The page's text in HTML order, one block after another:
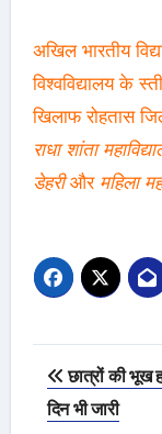
अखिल भारतीय
विश्वविद्यालय के
खिलाफ रोहतास
राधा शांता
डेहरीऔर महिला
Post
छात्रों की भूख
दिन भी जारी